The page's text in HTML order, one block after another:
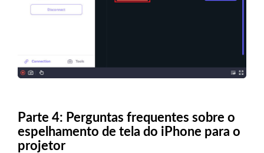
Parte 4: Perguntas frequentes sobre o
espelhamento de tela do iPhone para o
projetor